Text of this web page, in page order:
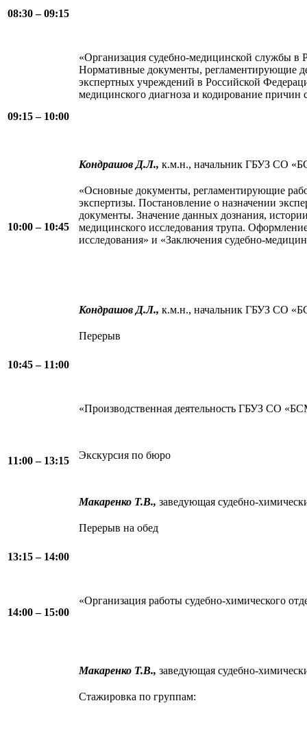
08:30 – 09:15
09:15 – 10:00
«Организация судебно-медицинской службы в
Нормативные документы, регламентирующие
экспертных учреждений в Российской
медицинского диагноза и кодирование причин
Кондрашов Д.Л., к.м.н., начальник ГБУЗ СО
10:00 – 10:45
«Основные документы, регламентирующие
экспертизы. Постановление о назначении
документы. Значение данных дознания,
медицинского исследования трупа.
исследования» и «Заключения судебно-
Кондрашов Д.Л., к.м.н., начальник ГБУЗ СО
10:45 – 11:00
Перерыв
11:00 – 13:15
«Производственная деятельность ГБУЗ СО
Экскурсия по бюро
Макаренко Т.В., заведующая судебно-
13:15 – 14:00
Перерыв на обед
14:00 – 15:00
«Организация работы судебно-химического
Макаренко Т.В., заведующая судебно-
Стажировка по группам: